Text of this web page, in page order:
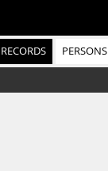
RECORDS PERSONS